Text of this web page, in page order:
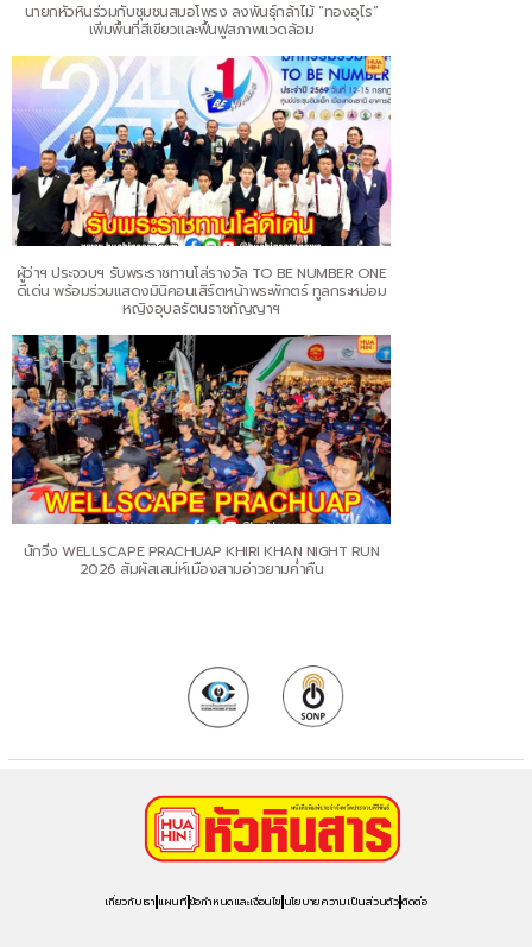
นายกหัวหินร่วมกับชุมชนสมอโพรง ลงพันธุ์กล้าไม้ “ทองอุไร”
เพิ่มพื้นที่สีเขียวและฟื้นฟูสภาพแวดล้อม
ผู้ว่าฯ ประจวบฯ รับพระราชทานโล่รางวัล TO BE NUMBER ONE
ดีเด่น พร้อมร่วมแสดงมินิคอนเสิร์ตหน้าพระพักตร์ ทูลกระหม่อม
หญิงอุบลรัตนราชกัญญาฯ
นักวิ่ง WELLSCAPE PRACHUAP KHIRI KHAN NIGHT RUN
2026 สัมผัสเสน่ห์เมืองสามอ่าวยามค่ำคืน
เกี่ยวกับเรา แผนที่ ข้อกำหนดและเงื่อนไข นโยบายความเป็นส่วนตัวติดต่อ